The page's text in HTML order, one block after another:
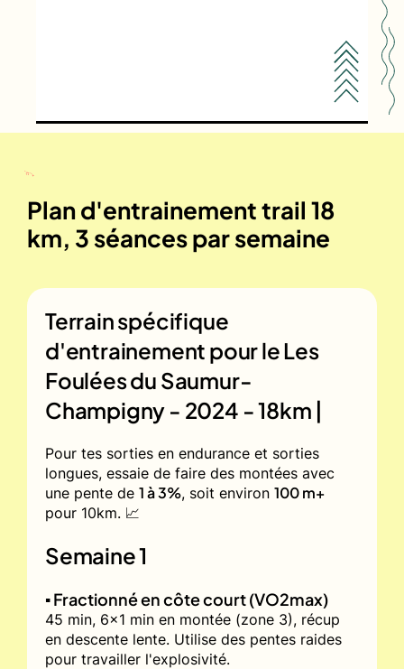
Plan d'entrainement trail 18
km, 3 séances par semaine
Terrain spécifique
d'entrainement pour leLes
Foulées du Saumur-
Champigny - 2024 - 18km |
Pour tes sorties en endurance et sorties
longues, essaie de faire des montées avec
une pente de 1 à 3%, soit environ 100 m+
pour 10km. 📈
Semaine 1
▪️ Fractionné en côte court (VO2max)
45 min, 6x1 min en montée (zone 3), récup
en descente lente. Utilise des pentes raides
pour travailler l'explosivité.